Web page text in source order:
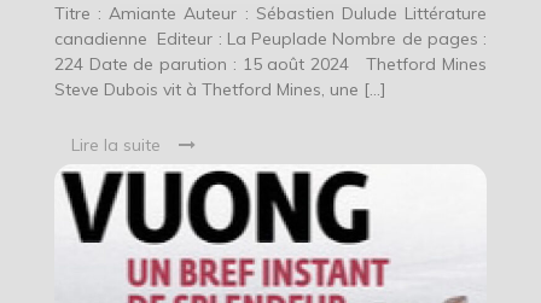
Titre : Amiante Auteur : Sébastien Dulude Littérature
canadienne Editeur : La Peuplade Nombre de pages :
224 Date de parution : 15 août 2024 Thetford Mines
Steve Dubois vit à Thetford Mines, une […]
Lire la suite